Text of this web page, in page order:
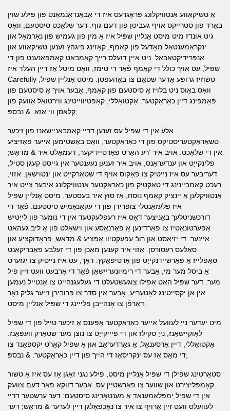
אַ טשיקאַווע אַנטוויקלונג פּראָגרעס איז די אַבאַנדאַנמאַנט פון פילע שוין
באָרד פון סטרייקס אויף געביטן פון דעם גוף. דער שלאַכט סיסטעם, וואָס
גיט אונדז מיט מיסט אָנליין שפּיל איז אַ מין פון געמיש פון נאָרמאַל און
ינקראַמענטאַל מאָדעל פון קאַמף, קאָזינג פיגהץ זענען טשיקאַווע און
אַנפּרידיקטאַבאַל. ניט איין דועלס רייַך קאַמבאַט קאָמפּאָנענט פון די
שפּיל, עס אויך כולל די קאַמף פֿאַר די טימז, וואָס מיטל אַז דיין העלד איז
Carefully טשוזיז גרופּע אָדער שטאַם צו באַהעפטן. מיסט אָנליין שפּיל,
וואָס באָוס ניט בלויז אַ סיסטעם פון קאַמף, אָבער אויך אַ סיסטעם פון
פּאַמפּינג דיין כאַראַקטער. אַקטואַללי, קאַפּטיווייטינג ווירטואַל אַוועק פון
קלאסן ווי אַזאַ. & נבספּ;
אַלע אין די שפּיל עס זענען דרייַ קאַמבאַניישאַנז פון זיכער
טשאַראַקטעריסטיקס פון די כאַראַקטער, וואָס באַשטימען אייער פּאָזיציע
אין די שלאַכט. אויב איר 'רע האַרט פאַרטיידיקער, דעמאָלט איר & מדאַש;
פלינקייַט און ענדעראַנס, אויב איר זענען נעענטער אין גייסט קעגן סטיל,
דעריבער עס איז נייטיק צו פאָקוס אויף די שטאַרקייַט און ינטוישאַן. אזוי,
רעכט קאַמביינינג די טאַקטיק פון כאַראַקטער אַנטוויקלונג איבער צייַט איר
אַנטוויקלען אַ יינציק קאַמף נוסח, אַז סוץ איר בעסטער. מיסט אָנליין שפּיל
איז פּלעזאַנטלי צופרידן פון די עקאָנאָמיש סיסטעם. פֿאַר די
דורכשניטלעך באַניצער דאָס איז רעפלעקטעד אין די נומער פון לייַטיש
אַפּערטונאַטיז צו פאַרדינען אַ פּאַרנאָסע און וישאַלט פון אַ ליב געהאט
איינער. די יזיאַסט און רובֿ עפעקטיוו אָפּציע & מדאַש; פּראָדוקציע און
סאַלעס רעסורסן. אַזוי איר קענען מאַכן פון די זעלבע פאַבריקאַנט
סאַפּלייז אַ פאַרשיידנקייַט פון אַרטיפאַקץ. דאָך, עס איז נייטיק צו יגזערט
אַ ביסל מער מי, אָבער די רימיונעריישאַן פֿאַר די אַרבעט וועט זיין פיל
מער. דער שפּיל האט אַפֿילו צוגעשטעלט די געלעגנהייט צו אָנטייל נעמען
אין אַן יקסייטינג לאָטעריע, אָבער אין סדר צו פּרובירן זייער גליק נאָר
מיט יעדער נייַ לעוועל אייער כאַראַקטער אָפּענס אַ זיכער טייל פון די שפּיל
לאָוקיישאַנז, נייַ סקילז און די פיייקייַט צו נוצן מער שטאַרק וועפּאַנז.
אַקטואַללי, דיין אַרסענאַל, אַ גאַרדעראָב און אַ שפּיל קאָרט יקספּאַנד צו
די מאָס אַז עס ינקריסאַז די הייך פון דיין כאַראַקטער. & נבספּ;
סטאַרטינג שפּילן די שפּיל אָנליין מיסט, פילע נגני זאָגן אַז עס איז אַ טשור
קאָמפּליצירט און שווער צו פֿאַרשטיין עס. אבער דווקא פֿאַר דעם צוועק
אין די שפּיל ימפּלאַמענאַד אַ מענטאָרינג סיסטעם: דער ערשטער דרייַ
לעוועלס וועט זיין אַרויף צו איר צו נאָכפאָלגן דיין לערער & מדאַש; דער